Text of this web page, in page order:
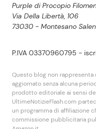
Purple di Procopio
Via Della Libertà, 106
73030 - Montesano
P.IVA 03370960795 -
Questo blog non
aggiornato senza alcuna
prodotto editoriale ai sensi
UltimeNotizieFlash.com
un programma di affiliazione
commissione pubblicitaria